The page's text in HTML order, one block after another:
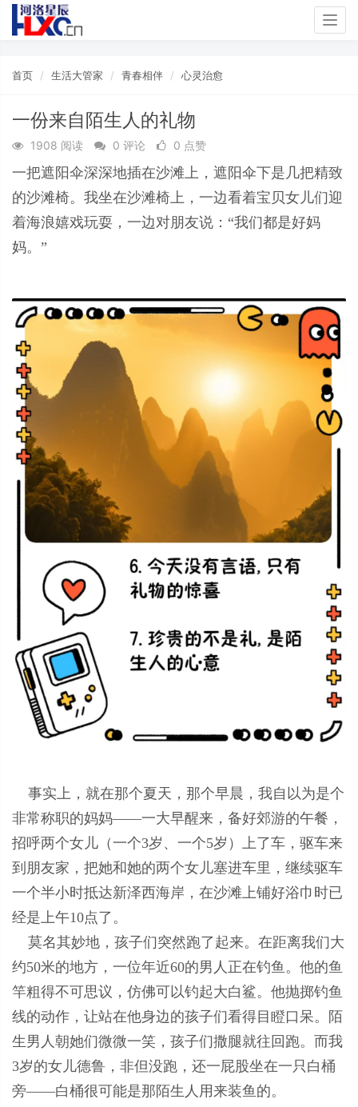
首页 生活大管家 青春相伴 心灵治愈
一份来自陌生人的礼物
1908 阅读 0 评论 0 点赞
一把遮阳伞深深地插在沙滩上，遮阳伞下是几把精致
的沙滩椅。我坐在沙滩椅上，一边看着宝贝女儿们迎
着海浪嬉戏玩耍，一边对朋友说：“我们都是好妈
妈。”
事实上，就在那个夏天，那个早晨，我自以为是个
非常称职的妈妈——一大早醒来，备好郊游的午餐，
招呼两个女儿（一个3岁、一个5岁）上了车，驱车来
到朋友家，把她和她的两个女儿塞进车里，继续驱车
一个半小时抵达新泽西海岸，在沙滩上铺好浴巾时已
经是上午10点了。
莫名其妙地，孩子们突然跑了起来。在距离我们大
约50米的地方，一位年近60的男人正在钓鱼。他的鱼
竿粗得不可思议，仿佛可以钓起大白鲨。他抛掷钓鱼
线的动作，让站在他身边的孩子们看得目瞪口呆。陌
生男人朝她们微微一笑，孩子们撒腿就往回跑。而我
3岁的女儿德鲁，非但没跑，还一屁股坐在一只白桶
旁——白桶很可能是那陌生人用来装鱼的。